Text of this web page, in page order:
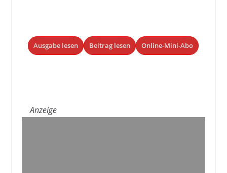
Ausgabe lesen Beitrag lesen Online-Mini-Abo
Anzeige